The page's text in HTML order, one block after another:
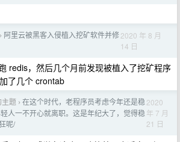
› 阿里云被黑客入侵植入挖矿软件并修2020 年 8 月
14 日
redis，然后几个月前发现被植入了挖矿程序
了几个 crontab
题 › 在这个时代，老程序员考虑今年还是稳
人一不开心就离职。这是年纪大了，觉得稳
呢/
2020
年 7 月
21 日